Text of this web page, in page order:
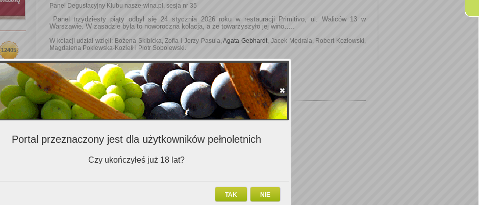
12405
Panel Degustacyjny Klubu nasze-wina.pl, sesja nr 35
Panel trzydziesty piąty odbył się 24 stycznia 2026 roku w restauracji Primitivo, ul. Waliców 13 w
Warszawie. W zasadzie była to noworoczna kolacja, a że towarzyszyło jej wino…..
W kolacji udział wzięli: Bożena Skibicka, Zofia i Jerzy Pasula,Agata Gebhardt Jacek Mędrala, Robert Kozłowski,
Magdalena Poklewska-Koziełł i Piotr Sobolewski.
A całe sprawozdanie znajdziecie Państwo tu:
https://nasze-wina.pl/nw/pages/Panel%20Degustacyjny%20numer%2035/
Komentarze
Zaloguj sięaby skomentować ten tekst
Portal przeznaczony jest dla użytkowników pełnoletnich
Czy ukończyłeś już 18 lat?
NIE
TAK